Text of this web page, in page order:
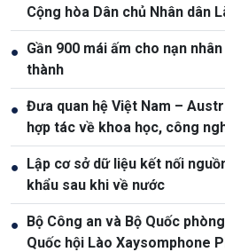
Cộng hòa Dân chủ Nhân dân
Phomvihane
● Gần 900 mái ấm cho nạn
thành
● Đưa quan hệ Việt Nam –
hợp tác về khoa học, công
● Lập cơ sở dữ liệu kết nối
khẩu sau khi về nước
● Bộ Công an và Bộ Quốc
Quốc hội Lào Xaysomphone